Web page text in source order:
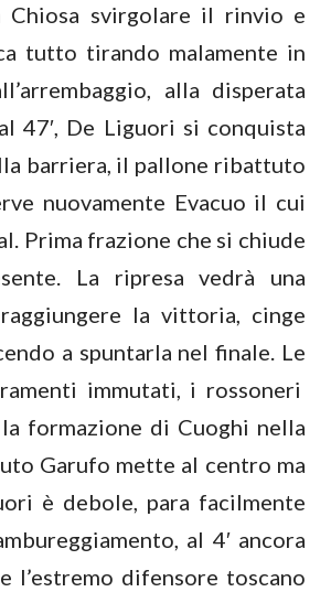
Chiosa svirgolare il rinvio e
tutto tirando malamente in
alla disperata
47′, De Liguori si conquista
barriera, il pallone ribattuto
nuovamente Evacuo il cui
Prima frazione che si chiude
La ripresa vedrà una
la vittoria, cinge
a spuntarla nel finale. Le
immutati, i rossoneri
formazione di Cuoghi nella
Garufo mette al centro ma
è debole, para facilmente
al 4′ ancora
l’estremo difensore toscano